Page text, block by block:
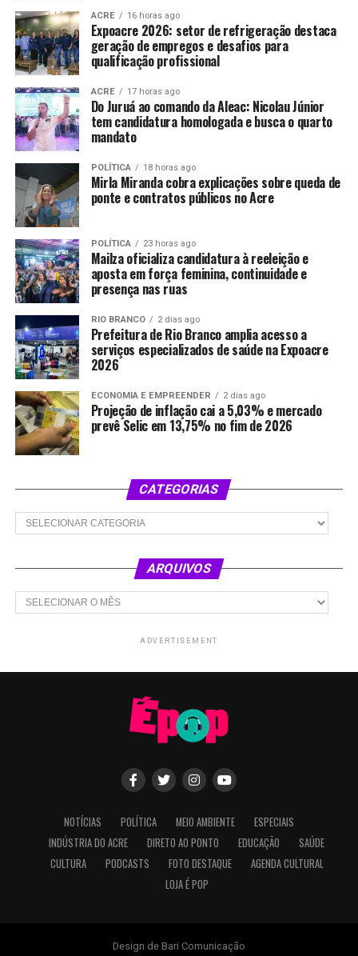
ACRE 16 horas ago
Expoacre 2026: setor de refrigeração destaca
geração de empregos e desafios para
qualificação profissional
ACRE 17 horas ago
Do Juruá ao comando da Aleac: Nicolau Júnior
tem candidatura homologada e busca o quarto
mandato
POLÍTICA 18 horas ago
Mirla Miranda cobra explicações sobre queda de
ponte e contratos públicos no Acre
POLÍTICA 23 horas ago
Mailza oficializa candidatura à reeleição e
aposta em força feminina, continuidade e
presença nas ruas
RIO BRANCO 2 dias ago
Prefeitura de Rio Branco amplia acesso a
serviços especializados de saúde na Expoacre
2026
ECONOMIA E EMPREENDER 2 dias ago
Projeção de inflação cai a 5,03% e mercado
prevê Selic em 13,75% no fim de 2026
CATEGORIAS
Categorias
ARQUIVOS
Arquivos
ADVERTISEMENT
NOTÍCIAS POLÍTICA MEIO AMBIENTE
ESPECIAIS
INDÚSTRIA DO ACRE
DIRETO AO PONTO EDUCAÇÃO
SAÚDE
CULTURA
PODCASTS FOTO DESTAQUE
AGENDA CULTURAL
LOJA É POP
Design de Bari Comunicação